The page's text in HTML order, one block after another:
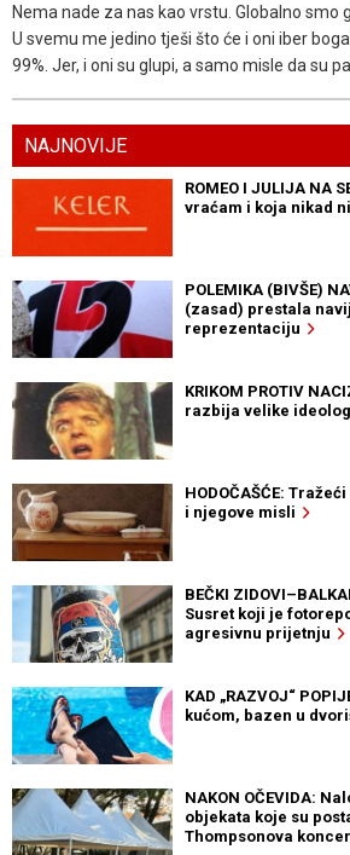
Nema nade za nas kao vrstu. Globalno smo
U svemu me jedino tješi što će i oni iber
99%. Jer, i oni su glupi, a samo misle da su
NAJNOVIJE
ROMEO I JULIJA NA
vraćam i koja nikad
POLEMIKA (BIVŠE)
(zasad) prestala
reprezentaciju
KRIKOM PROTIV
razbija velike
HODOČAŠĆE:
i njegove misli
BEČKI
Susret koji je
agresivnu prijetnju
KAD „RAZVOJ“
kućom, bazen u
NAKON OČEVIDA:
objekata koje su
Thompsonova